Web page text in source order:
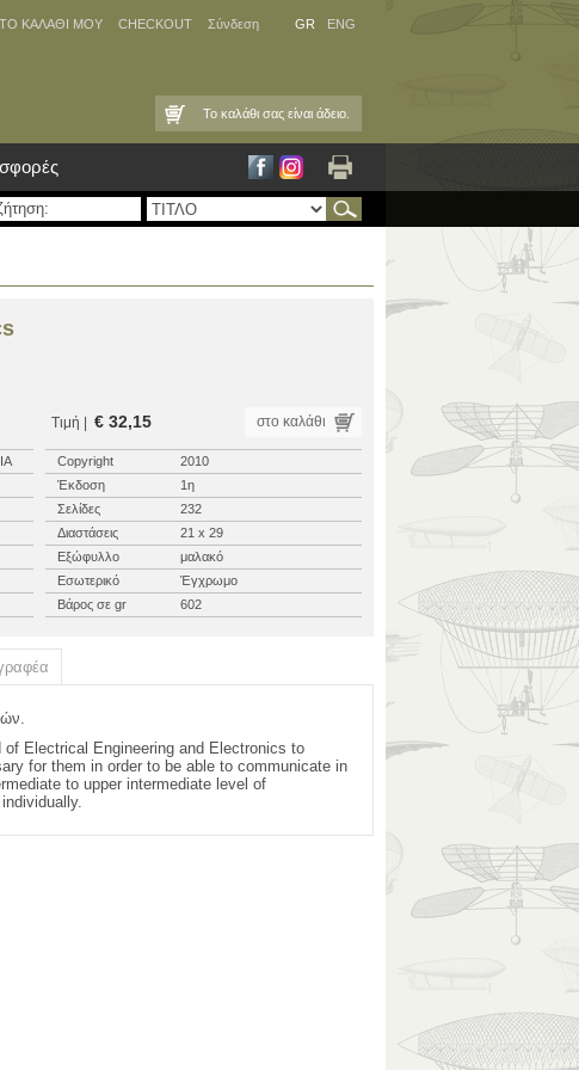
ΤΟ ΚΑΛΑΘΙ ΜΟΥ CHECKOUT Σύνδεση GR ENG
Το καλάθι σας είναι άδειο.
Τιμή |
€ 32,15 στο καλάθι
Copyright
2010
Έκδοση
1η
Σελίδες
232
Διαστάσεις
21 x 29
Εξώφυλλο
μαλακό
Εσωτερικό
Έγχρωμο
Βάρος σε gr 602
Electrical Engineering and Electronics to
for them in order to be able to communicate in
to upper intermediate level of